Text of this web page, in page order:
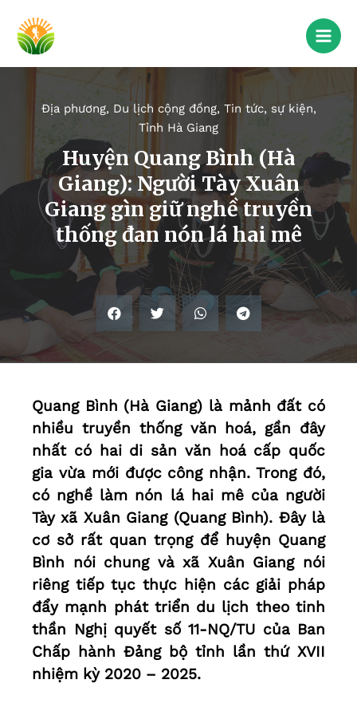
Địa phương,Du lịch cộng đồng, Tin tức, sự kiện,
Tỉnh Hà Giang
Huyện Quang Bình (Hà
Giang): Người Tày Xuân
Giang gìn giữ nghề truyền
thống đan nón lá hai mê
Quang Bình (Hà Giang) là mảnh đất có
nhiều truyền thống văn hoá, gần đây
nhất có hai di sản văn hoá cấp quốc
gia vừa mới được công nhận. Trong đó,
có nghề làm nón lá hai mê của người
Tày xã Xuân Giang (Quang Bình). Đây là
cơ sở rất quan trọng để huyện Quang
Bình nói chung và xã Xuân Giang nói
riêng tiếp tục thực hiện các giải pháp
đẩy mạnh phát triển du lịch theo tinh
thần Nghị quyết số 11-NQ/TU của Ban
Chấp hành Đảng bộ tỉnh lần thứ XVII
nhiệm kỳ 2020 – 2025.